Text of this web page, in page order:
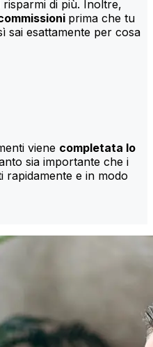
di più. Inoltre,
prima che tu
sai esattamente per cosa
viene completata lo
sia importante che i
rapidamente e in modo